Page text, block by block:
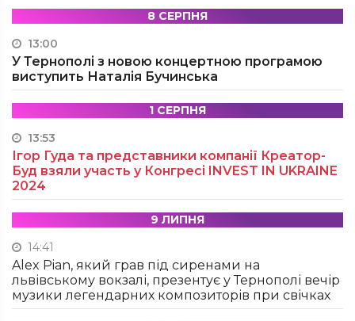
8 СЕРПНЯ
13:00
У Тернополі з новою концертною програмою
виступить Наталія Бучинська
1 СЕРПНЯ
13:53
Ігор Гуда та представники компанії Креатор-
Буд взяли участь у Конгресі INVEST IN UKRAINE
2024
9 ЛИПНЯ
14:41
Alex Pian, який грав під сиренами на
львівському вокзалі, презентує у Тернополі вечір
музики легендарних композиторів при свічках